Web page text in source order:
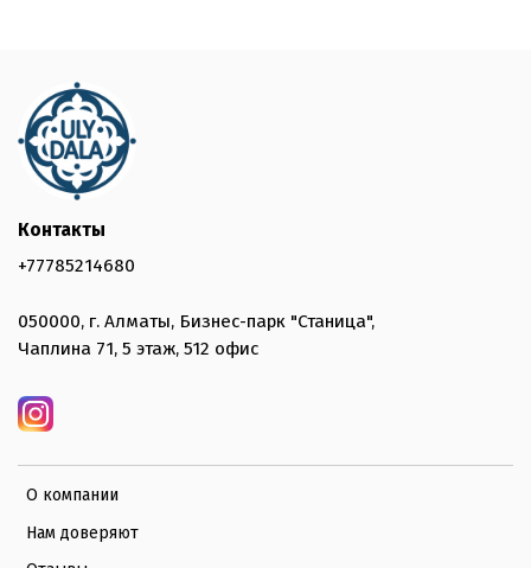
О компании
Нам доверяют
Контакты
+77785214680
050000, г. Алматы, Бизнес-парк "Станица",
Чаплина 71, 5 этаж, 512 офис